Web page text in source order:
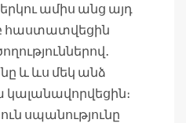
ամիս անց այդ
հաստատվեցին
և ևս մեկ անձ
սպանությունը